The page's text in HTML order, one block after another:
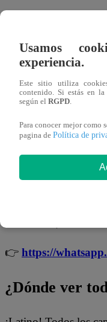
“El tema lo llevo
presentación.
Sin
contrincante,
aún tiene mucho por
próxima gala dará
No te olvides
los talentos, obtén
👉 https://
¿Dónde ver
Usamos
experiencia.
Este sitio utiliza
contenido. Si estás en la
según el RGPD
Para conocer mejor como
pagina de Política de